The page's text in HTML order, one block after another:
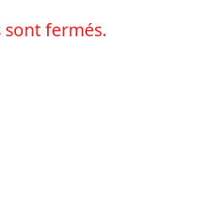
sont fermés.